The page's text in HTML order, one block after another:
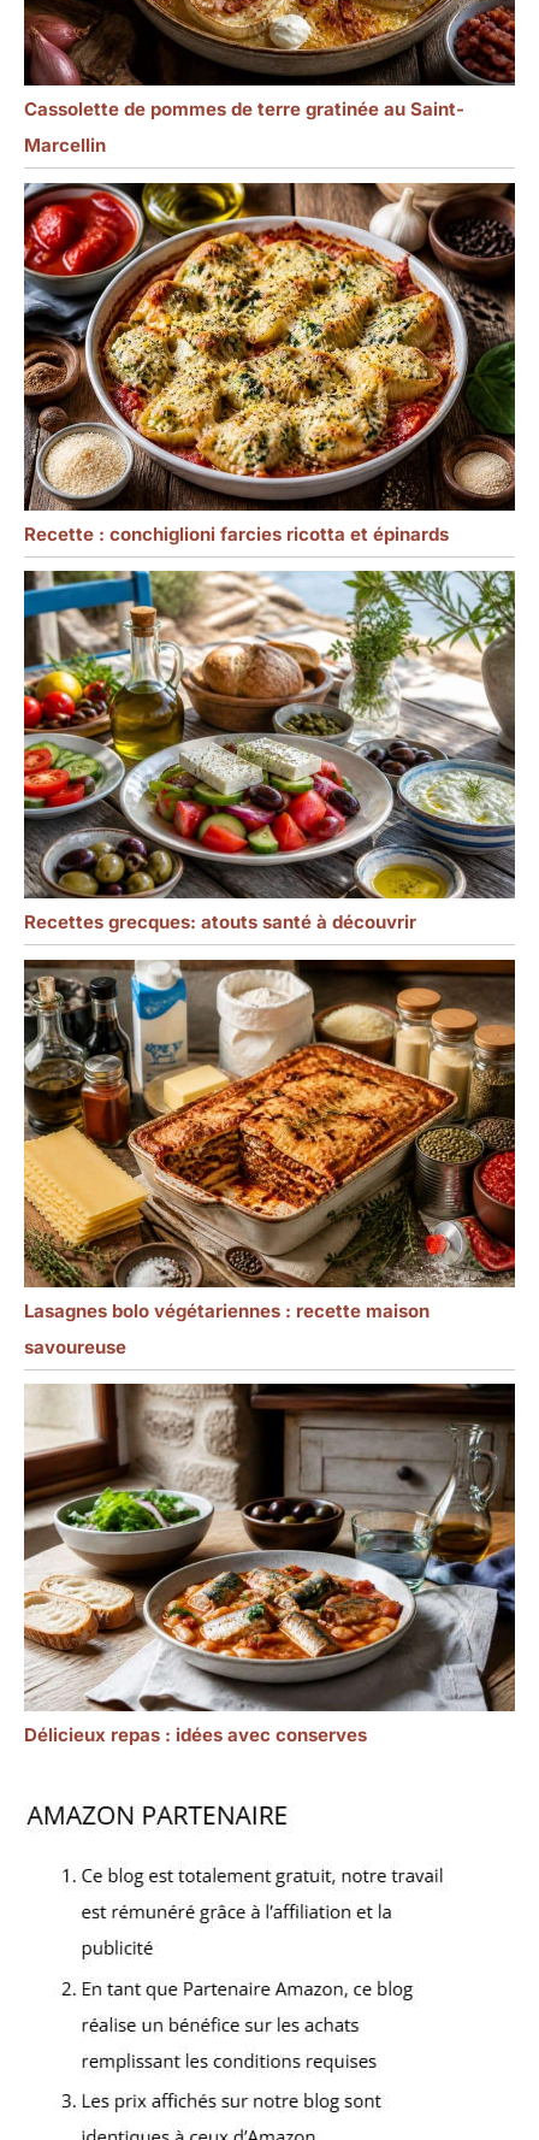
Cassolette de pommes de terre gratinée au Saint-
Marcellin
Recette : conchiglioni farcies ricotta et épinards
Recettes grecques: atouts santé à découvrir
Lasagnes bolo végétariennes : recette maison
savoureuse
Délicieux repas : idées avec conserves